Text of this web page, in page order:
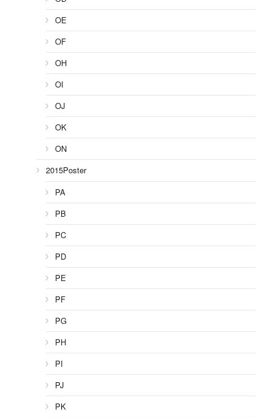
OE
OF
OH
OI
OJ
OK
ON
2015Poster
PA
PB
PC
PD
PE
PF
PG
PH
PI
PJ
PK